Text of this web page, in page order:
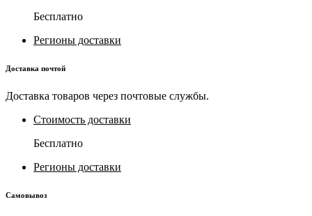
Бесплатно
Регионы доставки
Доставка почтой
Доставка товаров через почтовые службы.
Стоимость доставки
Бесплатно
Регионы доставки
Самовывоз